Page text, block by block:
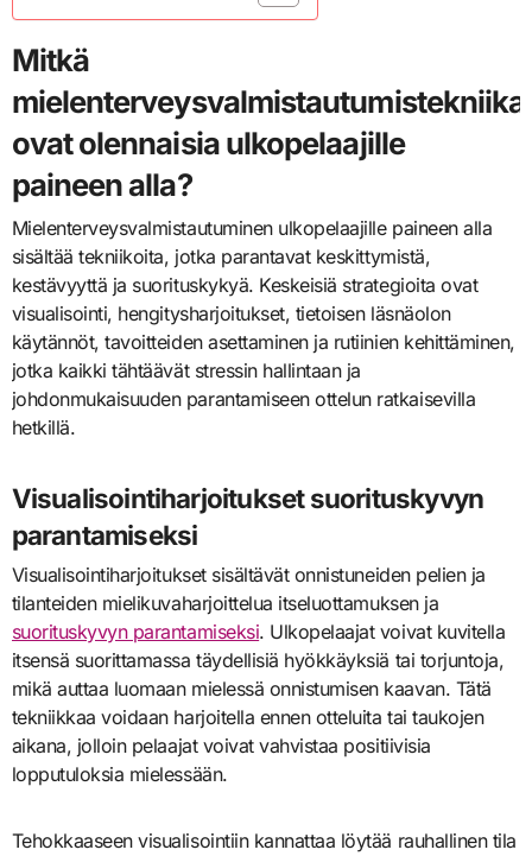
Mitkä
ovat olennaisia ulkopelaajille
paineen alla?
Mielenterveysvalmistautuminen ulkopelaajille paineen alla
sisältää tekniikoita, jotka parantavat keskittymistä,
kestävyyttä ja suorituskykyä. Keskeisiä strategioita ovat
visualisointi, hengitysharjoitukset, tietoisen läsnäolon
käytännöt, tavoitteiden asettaminen ja rutiinien kehittäminen,
jotka kaikki tähtäävät stressin hallintaan ja
johdonmukaisuuden parantamiseen ottelun ratkaisevilla
hetkillä.
Visualisointiharjoitukset suorituskyvyn
parantamiseksi
Visualisointiharjoitukset sisältävät onnistuneiden pelien ja
tilanteiden mielikuvaharjoittelua itseluottamuksen ja
suorituskyvyn parantamiseksi. Ulkopelaajat voivat kuvitella
itsensä suorittamassa täydellisiä hyökkäyksiä tai torjuntoja,
mikä auttaa luomaan mielessä onnistumisen kaavan. Tätä
tekniikkaa voidaan harjoitella ennen otteluita tai taukojen
aikana, jolloin pelaajat voivat vahvistaa positiivisia
lopputuloksia mielessään.
Tehokkaaseen visualisointiin kannattaa löytää rauhallinen tila